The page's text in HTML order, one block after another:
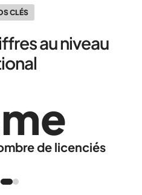
CLÉS
au niveau
de licenciés